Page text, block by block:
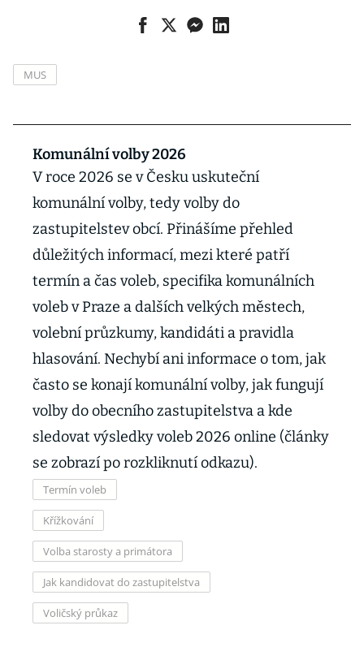
MUS
Komunální volby 2026
V roce 2026 se v Česku uskuteční
komunální volby, tedy volby do
zastupitelstev obcí. Přinášíme přehled
důležitých informací, mezi které patří
termín a čas voleb, specifika komunálních
voleb v Praze a dalších velkých městech,
volební průzkumy, kandidáti a pravidla
hlasování. Nechybí ani informace o tom, jak
často se konají komunální volby, jak fungují
volby do obecního zastupitelstva a kde
sledovat výsledky voleb 2026 online (články
se zobrazí po rozkliknutí odkazu).
Termín voleb
Křížkování
Volba starosty a primátora
Jak kandidovat do zastupitelstva
Voličský průkaz